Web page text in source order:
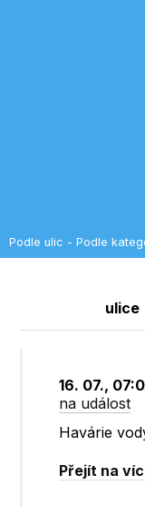
Podle ulic - Podle
ulice
16. 07.,
na událost
Havárie
Přejít na